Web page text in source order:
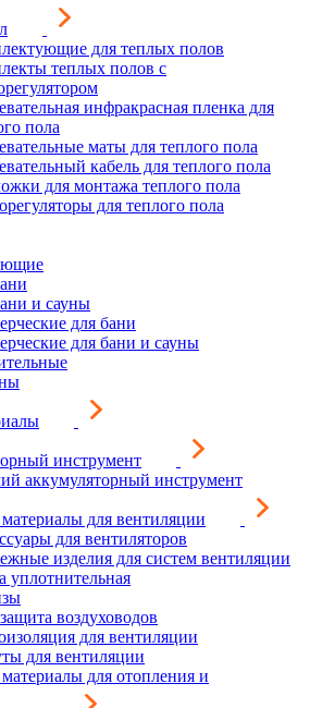
для теплых полов
теплых полов с
инфракрасная пленка для
пола
маты для теплого пола
кабель для теплого пола
для монтажа теплого пола
для теплого пола
и сауны
для бани
для бани и сауны
инструмент
аккумуляторный инструмент
для вентиляции
для вентиляторов
изделия для систем вентиляции
уплотнительная
воздуховодов
для вентиляции
для вентиляции
для отопления и